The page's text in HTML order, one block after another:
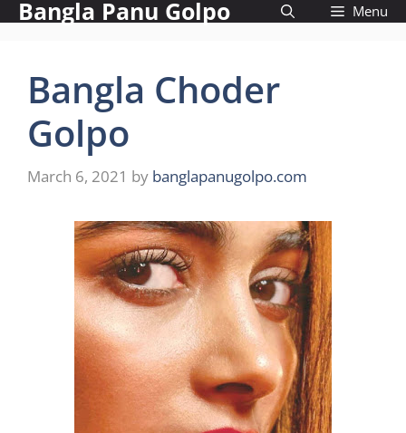
SkipBangla Panu Golpo Menu
Bangla Choder
Golpo
March 6, 2021 by banglapanugolpo.com